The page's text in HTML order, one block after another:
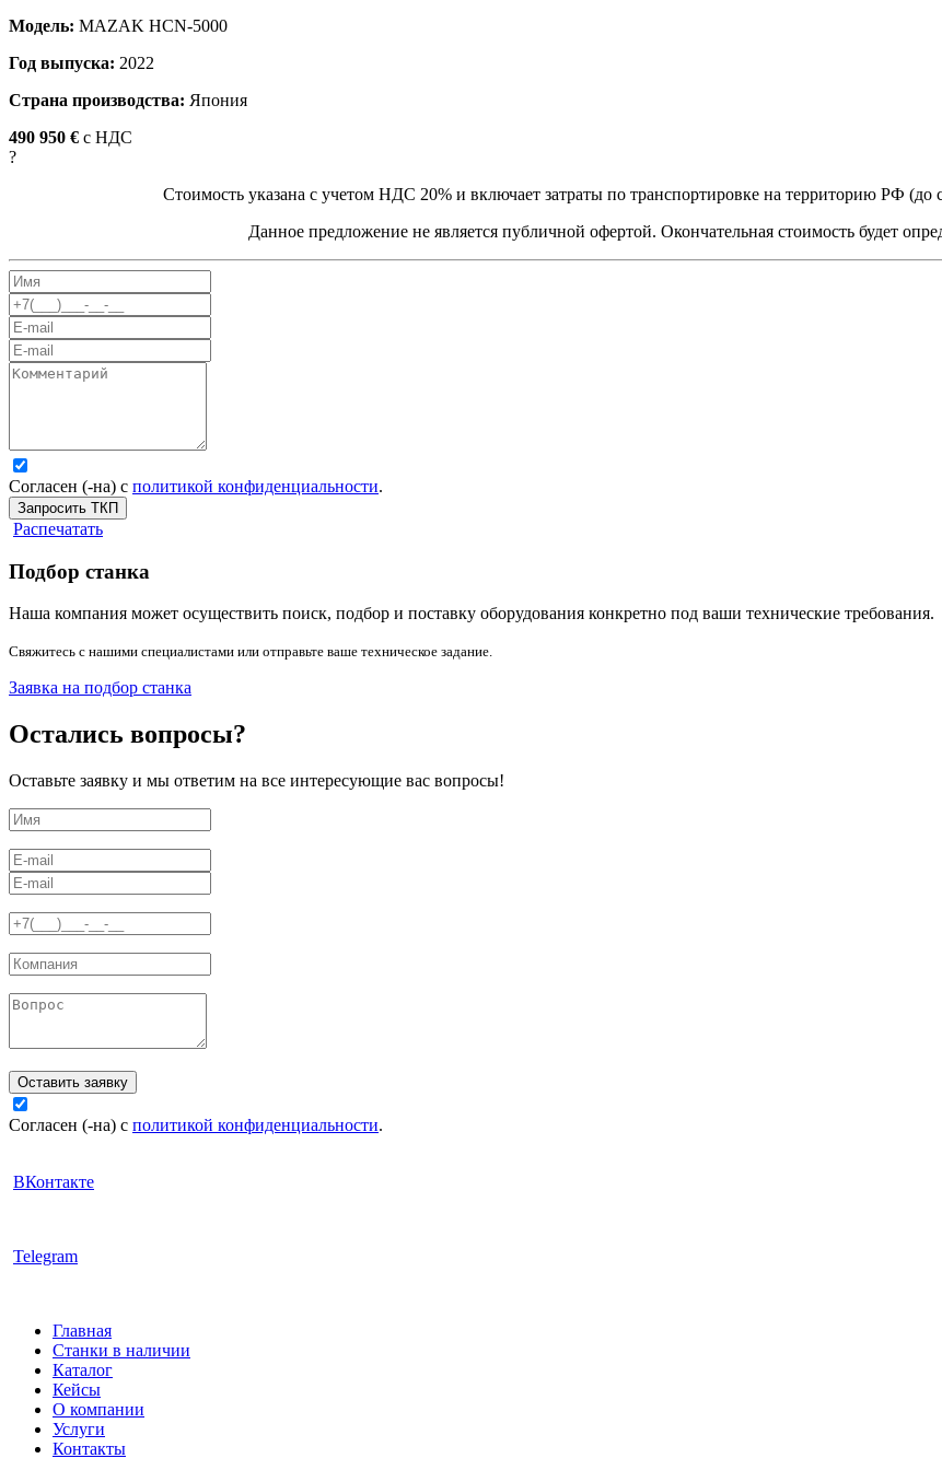
Модель: MAZAK HCN-5000
Год выпуска: 2022
Страна производства: Япония
490 950 € c НДС
?
Стоимость указана с учетом НДС 20% и включает затраты по транспортировке на территорию РФ
Данное предложение не является публичной офертой. Окончательная стоимость будет
Согласен (-на) с политикой конфиденциальности.
Запросить ТКП
Распечатать
Подбор станка
Наша компания может осуществить поиск, подбор и поставку оборудования конкретно под ваши технические требования.
Свяжитесь с нашими специалистами или отправьте ваше техническое задание.
Заявка на подбор станка
Остались вопросы?
Оставьте заявку и мы ответим на все интересующие вас вопросы!
Оставить заявку
Согласен (-на) с политикой конфиденциальности.
ВКонтакте
Telegram
Главная
Станки в наличии
Каталог
Кейсы
О компании
Услуги
Контакты